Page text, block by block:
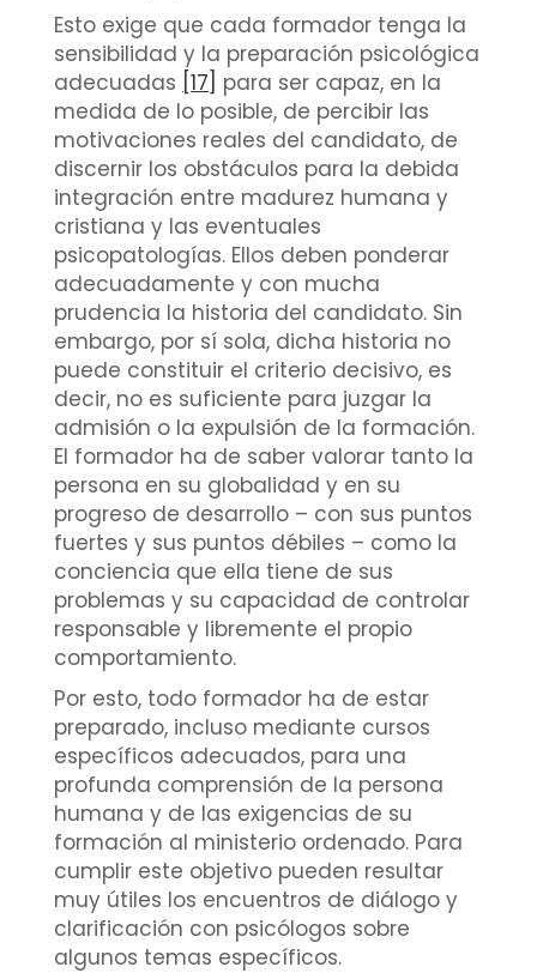
Esto exige que cada formador tenga la
sensibilidad y la preparación psicológica
adecuadas [17] para ser capaz, en la
medida de lo posible, de percibir las
motivaciones reales del candidato, de
discernir los obstáculos para la debida
integración entre madurez humana y
cristiana y las eventuales
psicopatologías. Ellos deben ponderar
adecuadamente y con mucha
prudencia la historia del candidato. Sin
embargo, por sí sola, dicha historia no
puede constituir el criterio decisivo, es
decir, no es suficiente para juzgar la
admisión o la expulsión de la formación.
El formador ha de saber valorar tanto la
persona en su globalidad y en su
progreso de desarrollo – con sus puntos
fuertes y sus puntos débiles – como la
conciencia que ella tiene de sus
problemas y su capacidad de controlar
responsable y libremente el propio
comportamiento.
Por esto, todo formador ha de estar
preparado, incluso mediante cursos
específicos adecuados, para una
profunda comprensión de la persona
humana y de las exigencias de su
formación al ministerio ordenado. Para
cumplir este objetivo pueden resultar
muy útiles los encuentros de diálogo y
clarificación con psicólogos sobre
algunos temas específicos.